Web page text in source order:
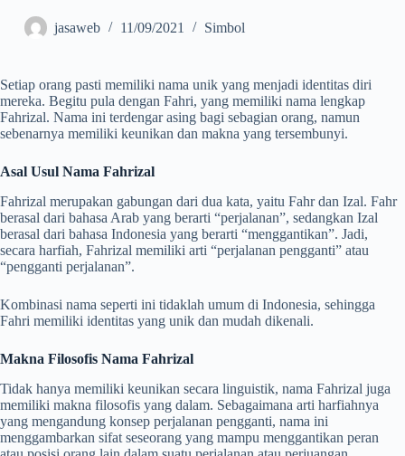
jasaweb 11/09/2021 Simbol
Setiap orang pasti memiliki nama unik yang menjadi identitas diri
mereka. Begitu pula dengan Fahri, yang memiliki nama lengkap
Fahrizal. Nama ini terdengar asing bagi sebagian orang, namun
sebenarnya memiliki keunikan dan makna yang tersembunyi.
Asal Usul Nama Fahrizal
Fahrizal merupakan gabungan dari dua kata, yaitu Fahr dan Izal. Fahr
berasal dari bahasa Arab yang berarti “perjalanan”, sedangkan Izal
berasal dari bahasa Indonesia yang berarti “menggantikan”. Jadi,
secara harfiah, Fahrizal memiliki arti “perjalanan pengganti” atau
“pengganti perjalanan”.
Kombinasi nama seperti ini tidaklah umum di Indonesia, sehingga
Fahri memiliki identitas yang unik dan mudah dikenali.
Makna Filosofis Nama Fahrizal
Tidak hanya memiliki keunikan secara linguistik, nama Fahrizal juga
memiliki makna filosofis yang dalam. Sebagaimana arti harfiahnya
yang mengandung konsep perjalanan pengganti, nama ini
menggambarkan sifat seseorang yang mampu menggantikan peran